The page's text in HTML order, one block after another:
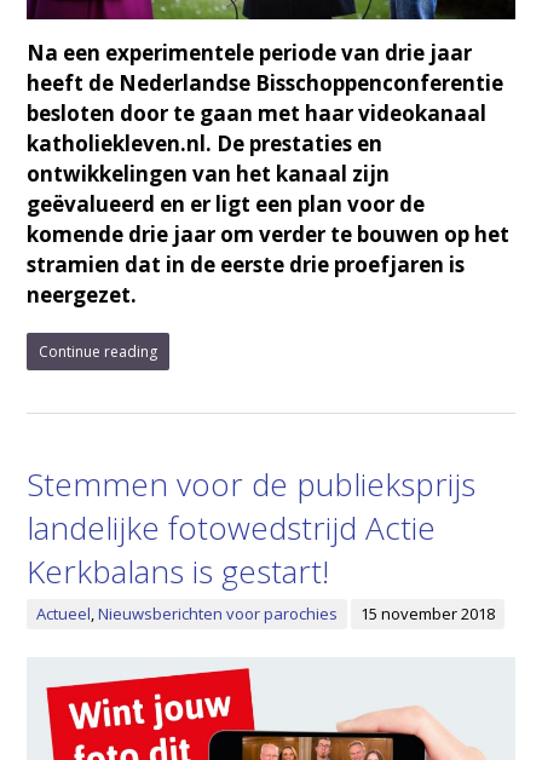
Na een experimentele periode van drie jaar
heeft de Nederlandse Bisschoppenconferentie
besloten door te gaan met haar videokanaal
katholiekleven.nl. De prestaties en
ontwikkelingen van het kanaal zijn
geëvalueerd en er ligt een plan voor de
komende drie jaar om verder te bouwen op het
stramien dat in de eerste drie proefjaren is
neergezet.
Continue reading
Stemmen voor de publieksprijs
landelijke fotowedstrijd Actie
Kerkbalans is gestart!
Actueel,Nieuwsberichten voor parochies 15 november 2018